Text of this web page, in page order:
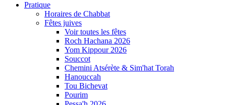
Pratique
Horaires de Chabbat
Fêtes juives
Voir toutes les fêtes
Roch Hachana 2026
Yom Kippour 2026
Souccot
Chemini Atsérète & Sim'hat Torah
Hanouccah
Tou Bichevat
Pourim